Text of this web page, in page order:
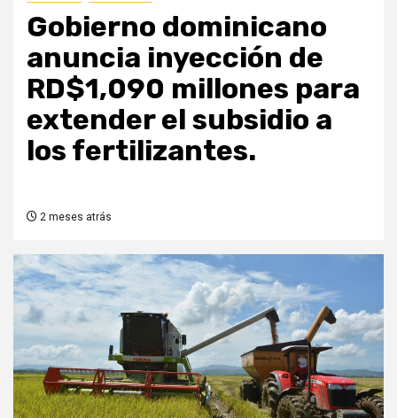
Gobierno dominicano
anuncia inyección de
RD$1,090 millones para
extender el subsidio a
los fertilizantes.
2 meses atrás